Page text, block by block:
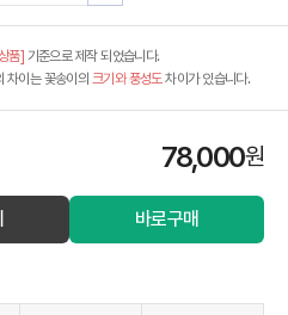
품] 기준으로 제작 되었습니다.
차이는 꽃송이의 크기와 풍성도차이가 있습니다.
78,000원
바로구매